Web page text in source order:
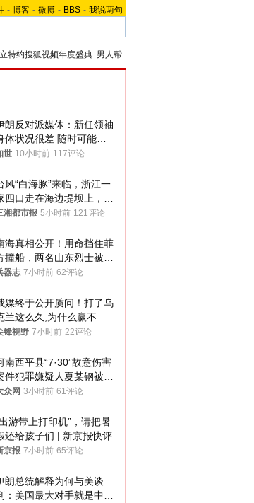
- 博客 - 微博 - BBS - 我说两句
特约搜狐视频年度盛典 男人帮
朗反对派媒体：新任领袖
体状况很差 随时可能离
世 10小时前 117评论
风“白海豚”来临，浙江一
四口走在海边堤坝上，其
9岁男孩被巨浪卷入海
湘都市报 5小时前 121评论
海真相公开！用命挡住菲
撞船，两名山东烈士被授
警最高荣誉
器志 7小时前 62评论
媒终于公开质问！打了乌
兰这么久,为什么赢不了?
案令人沉默
锋视野 7小时前 22评论
南西平县“7·30”故意伤害
件犯罪嫌疑人夏某钢被抓
众网 3小时前 61评论
游带上打印机”，请把暑
还给孩子们 | 新京报快评
京报 7小时前 65评论
朗总统解释为何与美谈
：美国最大对手就是中